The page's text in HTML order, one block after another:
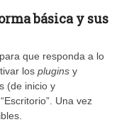
básica y sus
que responda a lo
los plugins y
(de inicio y
Una vez